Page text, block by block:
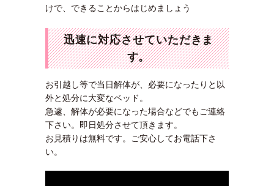
けで、できることからはじめましょう
迅速に対応させていただきま
す。
お引越し等で当日解体が、必要になったりと以
外と処分に大変なベッド。
急遽、解体が必要になった場合などでもご連絡
下さい。即日処分させて頂きます。
お見積りは無料です。ご安心してお電話下さ
い。